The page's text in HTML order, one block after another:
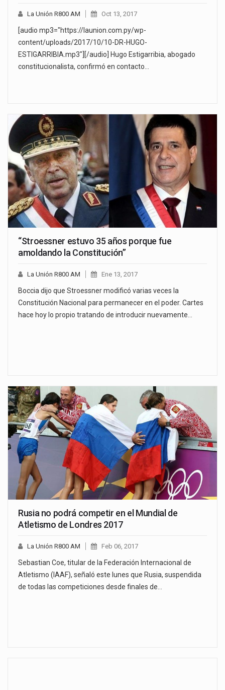
La Unión R800 AM Oct 13, 2017
[audio mp3="https://launion.com.py/wp-
content/uploads/2017/10/10-DR-HUGO-
ESTIGARRIBIA.mp3"][/audio] Hugo Estigarribia, abogado
constitucionalista, confirmó en contacto…
“Stroessner estuvo 35 años porque fue
amoldando la Constitución”
La Unión R800 AM Ene 13, 2017
Boccia dijo que Stroessner modificó varias veces la
Constitución Nacional para permanecer en el poder. Cartes
hace hoy lo propio tratando de introducir nuevamente…
Rusia no podrá competir en el Mundial de
Atletismo de Londres 2017
La Unión R800 AM Feb 06, 2017
Sebastian Coe, titular de la Federación Internacional de
Atletismo (IAAF), señaló este lunes que Rusia, suspendida
de todas las competiciones desde finales de…